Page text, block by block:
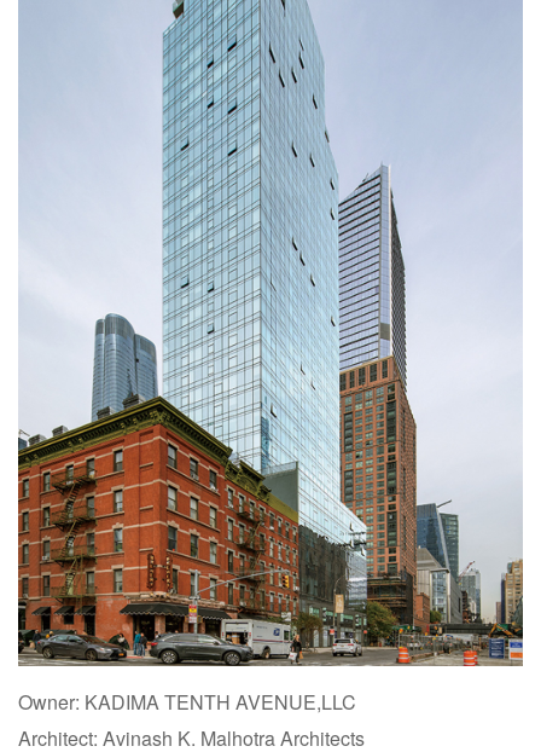
Owner: KADIMA TENTH AVENUE,LLC
Architect: Avinash K. Malhotra Architects